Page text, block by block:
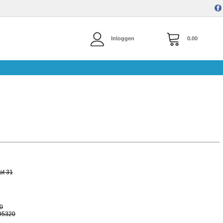
Inloggen 0.00
31